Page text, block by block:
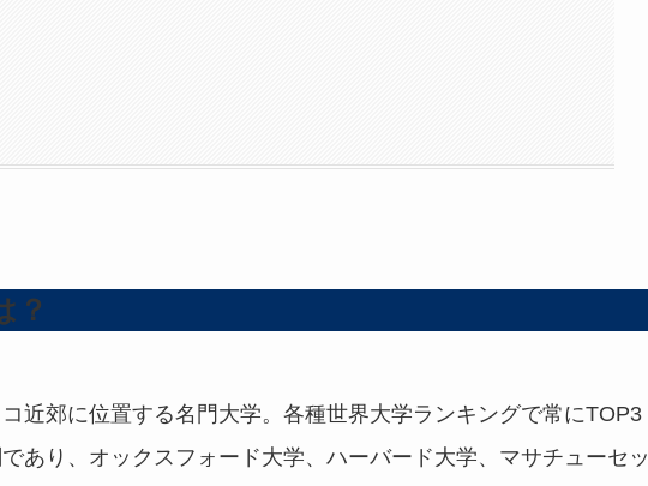
？
近郊に位置する名門大学。各種世界大学ランキングで常にTOP3
あり、オックスフォード大学、ハーバード大学、マサチューセッ